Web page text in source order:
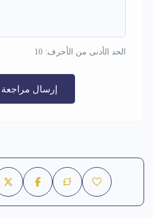
الحد الأدنى من الأحرف: 10
إرسال مراجعة